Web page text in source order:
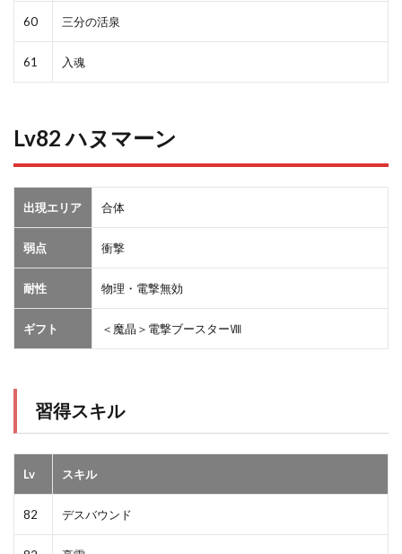
60 三分の活泉
61 入魂
Lv82 ハヌマーン
出現エリア 合体
弱点 衝撃
耐性 物理・電撃無効
ギフト ＜魔晶＞電撃ブースターⅧ
習得スキル
Lv スキル
82 デスバウンド